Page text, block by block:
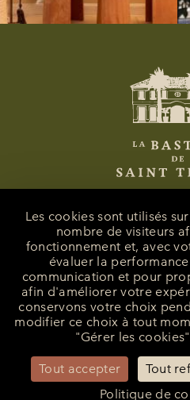
La Bastide de
25 Route
83990 -
+33 (0)4 94
Contact Presse :
Les cookies sont utilisés
nombre de visiteurs
fonctionnement et, avec
évaluer la
communication et pour
afin d'améliorer votre
conservons votre choix
modifier ce choix à tout
"Gérer les
Tout accepter Tout
Politique de